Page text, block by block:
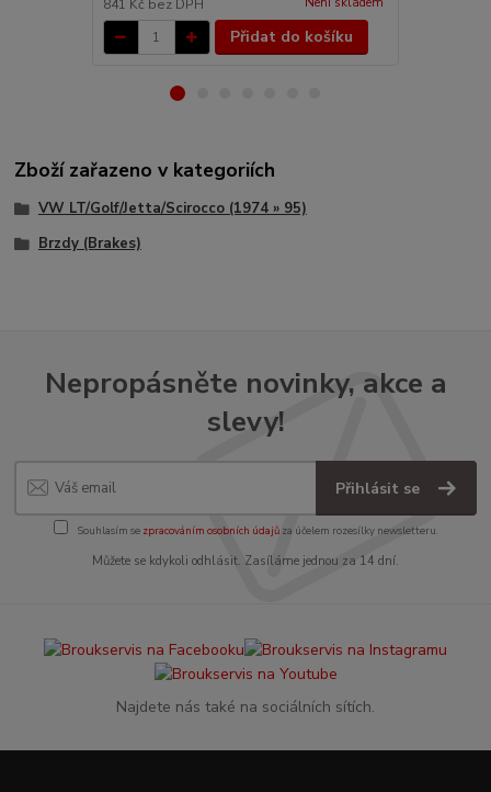
841 Kč bez DPH
Přidat do košíku
Zboží zařazeno v kategoriích
VW LT/Golf/Jetta/Scirocco (1974 » 95)
Brzdy (Brakes)
Nepropásněte novinky, akce a
slevy!
Přihlásit se
Souhlasím se zpracováním osobních údajůza účelem rozesílky newsletteru.
Můžete se kdykoli odhlásit. Zasíláme jednou za 14 dní.
Najdete nás také na sociálních sítích.